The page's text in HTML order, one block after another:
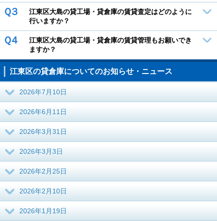
Ｑ３
江東区大島の貸工場・貸倉庫の賃貸査定はどのように
行いますか？
Ｑ４
江東区大島の貸工場・貸倉庫の賃貸管理もお願いでき
ますか？
江東区の貸倉庫についてのお知らせ・ニュース
2026年7月10日
2026年6月11日
2026年3月31日
2026年3月3日
2026年2月25日
2026年2月10日
2026年1月19日